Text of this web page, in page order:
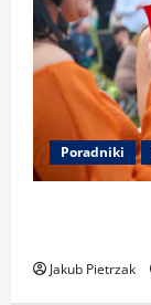
Poradniki
Jakub Pietrzak